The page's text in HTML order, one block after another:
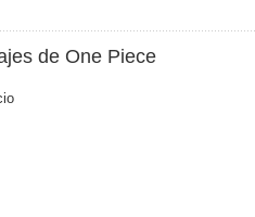
de One Piece